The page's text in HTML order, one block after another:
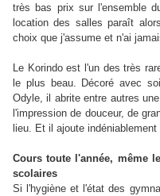
très bas prix sur l'ensemble
location des salles paraît
choix que j'assume et n'ai
Le Korindo est l'un des très
le plus beau. Décoré avec
Odyle, il abrite entre autres
l'impression de douceur, de
lieu. Et il ajoute
Cours toute l'année, même
scolaires
Si l'hygiène et l'état des